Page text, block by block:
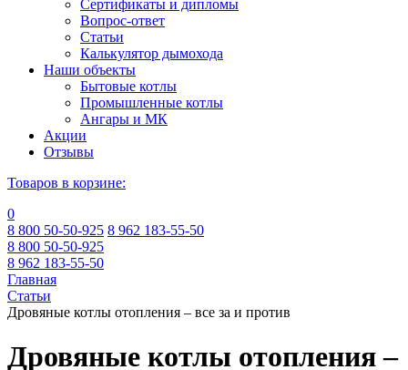
Сертификаты и дипломы
Вопрос-ответ
Статьи
Калькулятор дымохода
Наши объекты
Бытовые котлы
Промышленные котлы
Ангары и МК
Акции
Отзывы
Товаров в корзине:
0
8 800 50-50-925 8 962 183-55-50
8 800 50-50-925
8 962 183-55-50
Главная
Статьи
Дровяные котлы отопления – все за и против
Дровяные котлы отопления –